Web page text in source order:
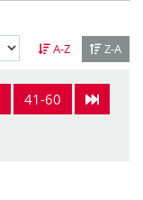
A-Z Z-A
41-60